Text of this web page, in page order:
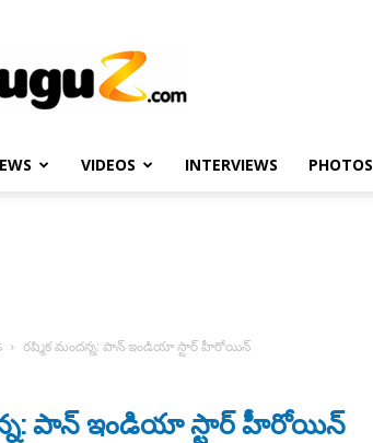
VIDEOS INTERVIEWS PHOTOS
రష్మిక మందన్న: పాన్ ఇండియా స్టార్ హీరోయిన్
పాన్ ఇండియా స్టార్ హీరోయిన్